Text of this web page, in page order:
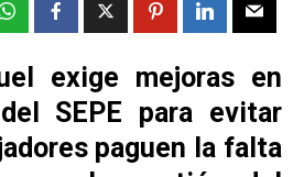
exige mejoras en
SEPE para evitar
paguen la falta